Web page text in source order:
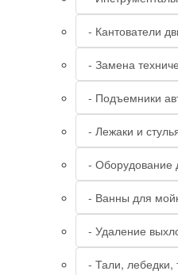
- Кантователи
- Замена
- Подъемники
- Лежаки и
- Оборудование
- Ванны для
- Удаление
- Тали, лебедки,